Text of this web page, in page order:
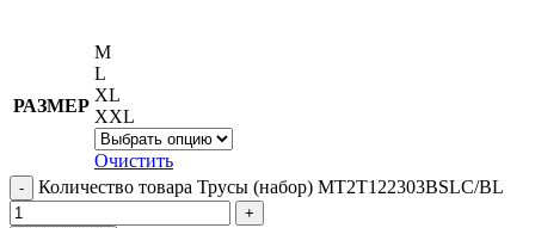
РАЗМЕР
M
L
XL
XXL
Очистить
Количество товара Трусы (набор) MT2T122303BSLC/BL